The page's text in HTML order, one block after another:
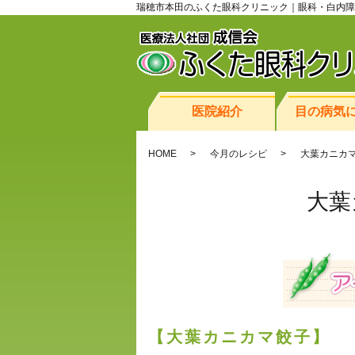
瑞穂市本田のふくた眼科クリニック｜眼科・白内
医院紹介 目の病気
HOME 今月のレシピ 大葉カニカ
大
【大葉カニカマ餃子】